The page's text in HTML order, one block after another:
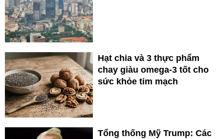
Hạt chia và 3 thực phẩm
chay giàu omega-3 tốt cho
sức khỏe tim mạch
Tổng thống Mỹ Trump: Các